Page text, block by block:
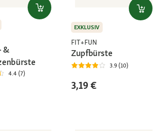
&
4.4 (7)
EXKLUSIV
FIT+FUN
Zupfbürste
3.9 (10)
3,19 €